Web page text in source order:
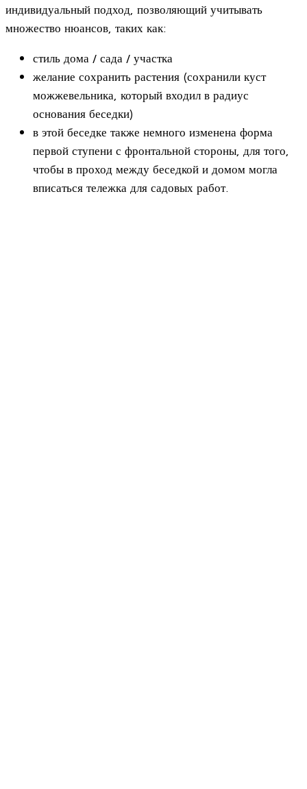
индивидуальный подход, позволяющий учитывать
множество нюансов, таких как:
стиль дома / сада / участка
желание сохранить растения (сохранили куст
можжевельника, который входил в радиус
основания беседки)
в этой беседке также немного изменена форма
первой ступени с фронтальной стороны, для того,
чтобы в проход между беседкой и домом могла
вписаться тележка для садовых работ.